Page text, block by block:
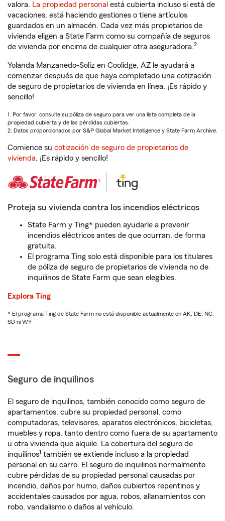
valora. La propiedad personal está cubierta incluso si está de
vacaciones, está haciendo gestiones o tiene artículos
guardados en un almacén. Cada vez más propietarios de
vivienda eligen a State Farm como su compañía de seguros
de vivienda por encima de cualquier otra aseguradora.2
Yolanda Manzanedo-Soliz en Coolidge, AZ le ayudará a
comenzar después de que haya completado una cotización
de seguro de propietarios de vivienda en línea. ¡Es rápido y
sencillo!
1. Por favor, consulte su póliza de seguro para ver una lista completa de la
propiedad cubierta y de las pérdidas cubiertas.
2. Datos proporcionados por S&P Global Market Intelligence y State Farm Archive.
Comience su cotización de seguro de propietarios de
vivienda. ¡Es rápido y sencillo!
Proteja su vivienda contra los incendios eléctricos
State Farm y Ting* pueden ayudarle a prevenir
incendios eléctricos antes de que ocurran, de forma
gratuita.
El programa Ting solo está disponible para los titulares
de póliza de seguro de propietarios de vivienda no de
inquilinos de State Farm que sean elegibles.
Explora Ting
* El programa Ting de State Farm no está disponible actualmente en AK, DE, NC,
SD ni WY
Seguro de inquilinos
El seguro de inquilinos, también conocido como seguro de
apartamentos, cubre su propiedad personal, como
computadoras, televisores, aparatos electrónicos, bicicletas,
muebles y ropa, tanto dentro como fuera de su apartamento
u otra vivienda que alquile. La cobertura del seguro de
inquilinos1 también se extiende incluso a la propiedad
personal en su carro. El seguro de inquilinos normalmente
cubre pérdidas de su propiedad personal causadas por
incendio, daños por humo, daños cubiertos repentinos y
accidentales causados por agua, robos, allanamientos con
robo, vandalismo o daños al vehículo.